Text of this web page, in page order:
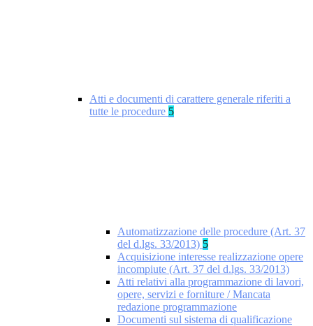
Atti e documenti di carattere generale riferiti a
tutte le procedure 5
Automatizzazione delle procedure (Art. 37
del d.lgs. 33/2013) 5
Acquisizione interesse realizzazione opere
incompiute (Art. 37 del d.lgs. 33/2013)
Atti relativi alla programmazione di lavori,
opere, servizi e forniture / Mancata
redazione programmazione
Documenti sul sistema di qualificazione